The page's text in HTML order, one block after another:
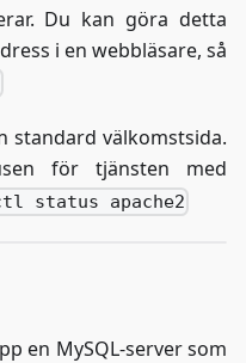
Du kan göra detta
i en webbläsare, så
standard välkomstsida.
för tjänsten med
status apache2
en MySQL-server som